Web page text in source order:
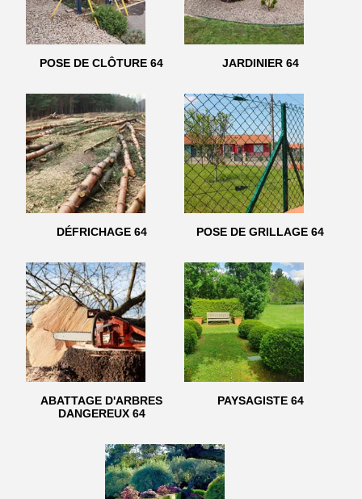
POSE DE CLÔTURE 64 JARDINIER 64
DÉFRICHAGE 64 POSE DE GRILLAGE 64
ABATTAGE D'ARBRES
DANGEREUX 64
PAYSAGISTE 64